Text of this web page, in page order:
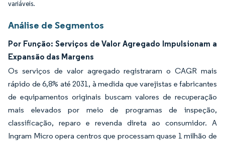
variáveis.
Análise de Segmentos
Por Função: Serviços de Valor Agregado Impulsionam a
Expansão das Margens
Os serviços de valor agregado registraram o CAGR mais
rápido de 6,8% até 2031, à medida que varejistas e fabricantes
de equipamentos originais buscam valores de recuperação
mais elevados por meio de programas de inspeção,
classificação, reparo e revenda direta ao consumidor. A
Ingram Micro opera centros que processam quase 1 milhão de